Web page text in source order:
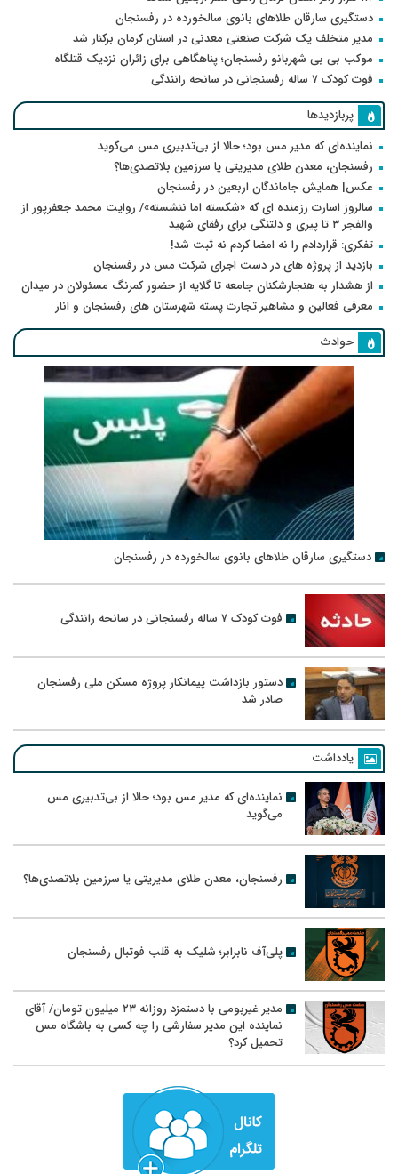
دستگیری سارقان طلاهای بانوی سالخورده در رفسنجان
مدیر متخلف یک شرکت صنعتی معدنی در استان کرمان برکنار شد
موکب بی بی شهربانو رفسنجان؛ پناهگاهی برای زائران نزدیک قتلگاه
فوت کودک ۷ ساله رفسنجانی در سانحه رانندگی
پربازدیدها
نماینده‌ای که مدیر مس بود؛ حالا از بی‌تدبیری مس می‌گوید
رفسنجان، معدن طلای مدیریتی یا سرزمین بلاتصدی‌ها؟
عکس| همایش جاماندگان اربعین در رفسنجان
سالروز اسارت رزمنده ای که «شکسته اما ننشسته»/ روایت محمد جعفرپور از
والفجر ۳ تا پیری و دلتنگی برای رفقای شهید
تفکری: قراردادم را نه امضا کردم نه ثبت شد!
بازدید از پروژه های در دست اجرای شرکت مس در رفسنجان
از هشدار به هنجارشکنان جامعه تا گلایه از حضور کمرنگ مسئولان در میدان
معرفی فعالین و مشاهیر تجارت پسته شهرستان های رفسنجان و انار
حوادث
دستگیری سارقان طلاهای بانوی سالخورده در رفسنجان
فوت کودک ۷ ساله رفسنجانی در سانحه رانندگی
دستور بازداشت پیمانکار پروژه مسکن ملی رفسنجان
صادر شد
یادداشت
نماینده‌ای که مدیر مس بود؛ حالا از بی‌تدبیری مس
می‌گوید
رفسنجان، معدن طلای مدیریتی یا سرزمین بلاتصدی‌ها؟
پلی‌آف نابرابر؛ شلیک به قلب فوتبال رفسنجان
مدیر غیربومی با دستمزد روزانه ۲۳ میلیون تومان/ آقای
نماینده این مدیر سفارشی را چه کسی به باشگاه مس
تحمیل کرد؟